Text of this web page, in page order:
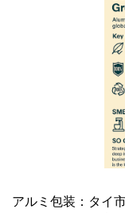
アルミ包装：タイ